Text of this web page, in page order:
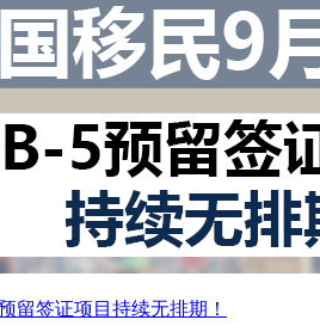
留签证项目持续无排期！